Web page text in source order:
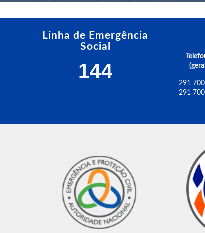
Linha de Emergência
Social
144
291
291